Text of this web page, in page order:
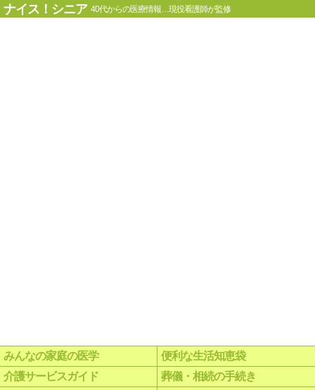
ナイス！シニア 40代からの医療情報…現役看護師が監修
みんなの家庭の医学
便利な生活知恵袋
介護サービスガイド
葬儀・相続の手続き